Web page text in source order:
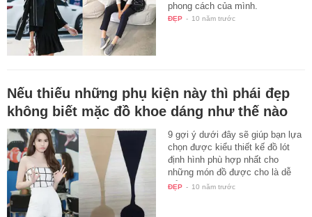
phong cách của mình.
ĐẸP - 10 năm trước
Nếu thiếu những phụ kiện này thì phái đẹp
không biết mặc đồ khoe dáng như thế nào
9 gợi ý dưới đây sẽ giúp bạn lựa
chọn được kiểu thiết kế đồ lót
định hình phù hợp nhất cho
những món đồ được cho là dễ
để…
ĐẸP - 10 năm trước